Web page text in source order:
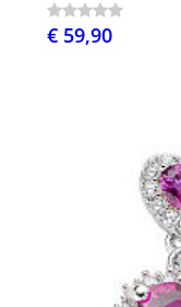
€ 59,90